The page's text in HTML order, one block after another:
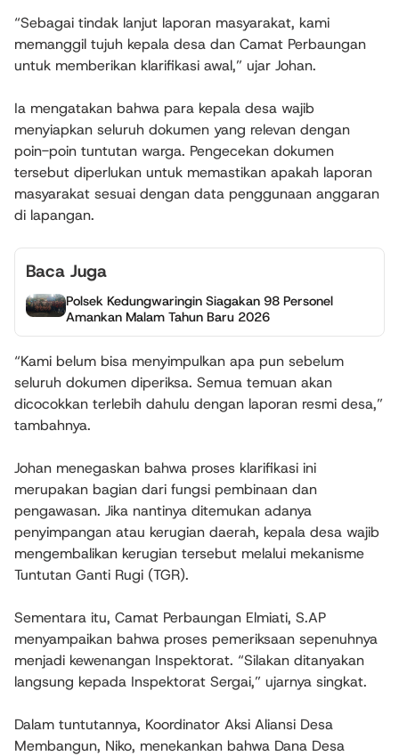
“Sebagai tindak lanjut laporan masyarakat, kami
memanggil tujuh kepala desa dan Camat Perbaungan
untuk memberikan klarifikasi awal,” ujar Johan.
Ia mengatakan bahwa para kepala desa wajib
menyiapkan seluruh dokumen yang relevan dengan
poin-poin tuntutan warga. Pengecekan dokumen
tersebut diperlukan untuk memastikan apakah laporan
masyarakat sesuai dengan data penggunaan anggaran
di lapangan.
Baca Juga
Polsek Kedungwaringin Siagakan 98 Personel
Amankan Malam Tahun Baru 2026
“Kami belum bisa menyimpulkan apa pun sebelum
seluruh dokumen diperiksa. Semua temuan akan
dicocokkan terlebih dahulu dengan laporan resmi desa,”
tambahnya.
Johan menegaskan bahwa proses klarifikasi ini
merupakan bagian dari fungsi pembinaan dan
pengawasan. Jika nantinya ditemukan adanya
penyimpangan atau kerugian daerah, kepala desa wajib
mengembalikan kerugian tersebut melalui mekanisme
Tuntutan Ganti Rugi (TGR).
Sementara itu, Camat Perbaungan Elmiati, S.AP
menyampaikan bahwa proses pemeriksaan sepenuhnya
menjadi kewenangan Inspektorat. “Silakan ditanyakan
langsung kepada Inspektorat Sergai,” ujarnya singkat.
Dalam tuntutannya, Koordinator Aksi Aliansi Desa
Membangun, Niko, menekankan bahwa Dana Desa